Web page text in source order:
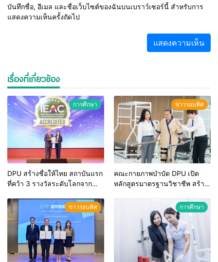
บันทึกชื่อ, อีเมล และชื่อเว็บไซต์ของฉันบนเบราว์เซอร์นี้ สำหรับการ
แสดงความเห็นครั้งถัดไป
เรื่องที่เกี่ยวข้อง
การศึกษา
DPU สร้างชื่อให้ไทย สถาบันแรก
ที่คว้า 3 รางวัลระดับโลกจาก
หมวดแห่งแรกในไทย ตอกย้ำการ
มุ่งพัฒนาศักยภาพเด็กไทยสู่อาชีพ
ยุคใหม่
ข่าวรอบทิศ
คณะกายภาพบำบัด DPU เปิด
หลักสูตรมาตรฐานวิชาชีพ สร้าง
ประกอบการอุตสาหกรรมสุขภาพ
ข่าวรอบทิศ การศึกษา